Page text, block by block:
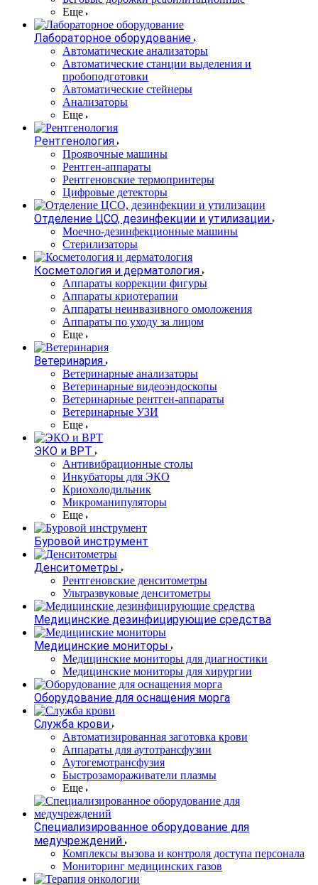
Еще
Лабораторное оборудование
Автоматические анализаторы
Автоматические станции выделения и
пробоподготовки
Автоматические стейнеры
Анализаторы
Еще
Рентгенология
Проявочные машины
Рентген-аппараты
Рентгеновские термопринтеры
Цифровые детекторы
Отделение ЦСО, дезинфекции и утилизации
Моечно-дезинфекционные машины
Стерилизаторы
Косметология и дерматология
Аппараты коррекции фигуры
Аппараты криотерапии
Аппараты неинвазивного омоложения
Аппараты по уходу за лицом
Еще
Ветеринария
Ветеринарные анализаторы
Ветеринарные видеоэндоскопы
Ветеринарные рентген-аппараты
Ветеринарные УЗИ
Еще
ЭКО и ВРТ
Антивибрационные столы
Инкубаторы для ЭКО
Криохолодильник
Микроманипуляторы
Еще
Буровой инструмент
Денситометры
Рентгеновские денситометры
Ультразвуковые денситометры
Медицинские дезинфицирующие средства
Медицинские мониторы
Медицинские мониторы для диагностики
Медицинские мониторы для хирургии
Оборудование для оснащения морга
Служба крови
Автоматизированная заготовка крови
Аппараты для аутотрансфузии
Аутогемотрансфузия
Быстрозамораживатели плазмы
Еще
Специализированное оборудование для
медучреждений
Комплексы вызова и контроля доступа персонала
Мониторинг медицинских газов